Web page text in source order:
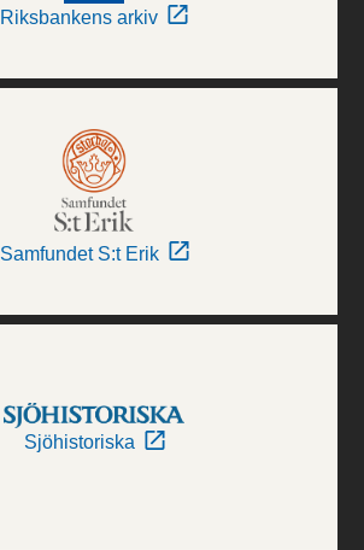
Riksbankens arkiv
Samfundet S:t Erik
Sjöhistoriska